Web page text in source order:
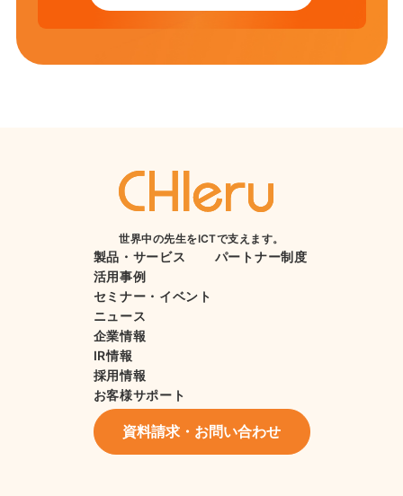
世界中の先生をICTで支えます。
製品・サービス
活用事例
セミナー・イベント
ニュース
企業情報
IR情報
採用情報
お客様サポート
パートナー制度
資料請求・お問い合わせ